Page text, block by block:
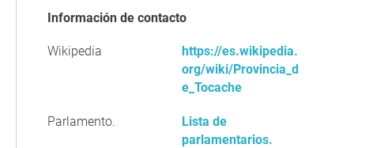
Información de contacto
Wikipedia
https://es.wikipedia.
org/wiki/Provincia_d
e_Tocache
Parlamento.
Lista de
parlamentarios.